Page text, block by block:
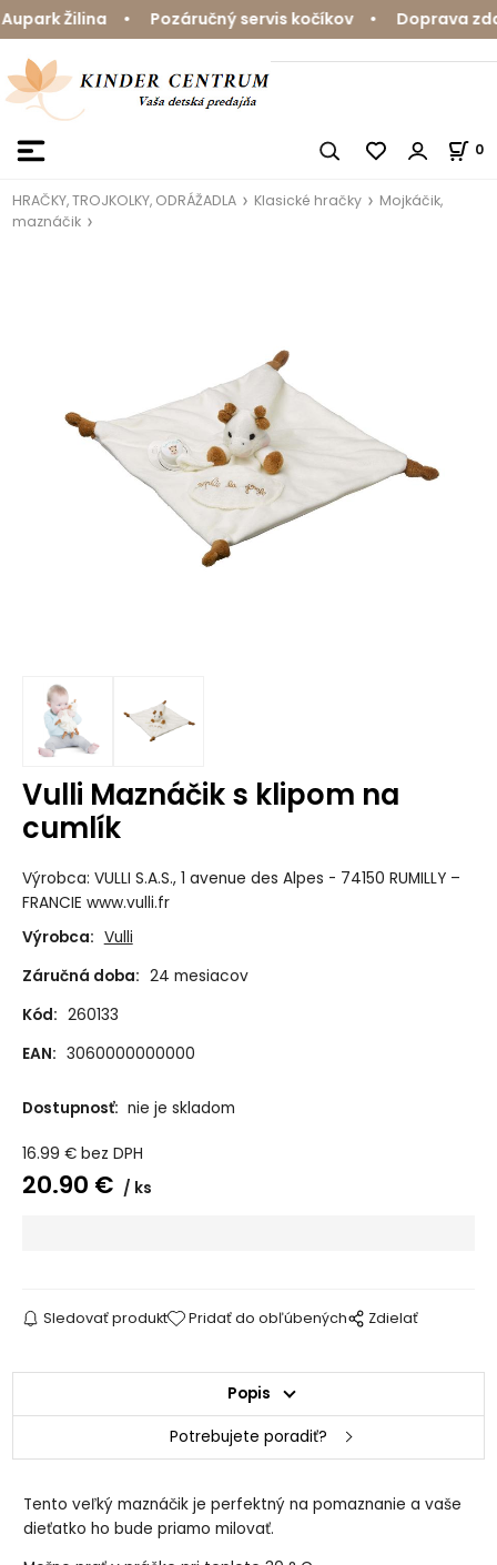
Žilina • Pozáručný servis kočíkov • Doprava
0
HRAČKY, TROJKOLKY, ODRÁŽADLA Klasické hračky
Mojkáčik,
maznáčik
Vulli Maznáčik s klipom na
cumlík
Výrobca: VULLI S.A.S., 1 avenue des Alpes - 74150 RUMILLY –
FRANCIE www.vulli.fr
Výrobca: Vulli
Záručná doba: 24 mesiacov
Kód: 260133
EAN: 3060000000000
Dostupnosť: nie je skladom
16.99 € bez DPH
20.90 € ks
Sledovať produkt Pridať do obľúbených Zdielať
Popis
Potrebujete poradiť?
Tento veľký maznáčik je perfektný na pomaznanie a vaše
dieťatko ho bude priamo milovať.